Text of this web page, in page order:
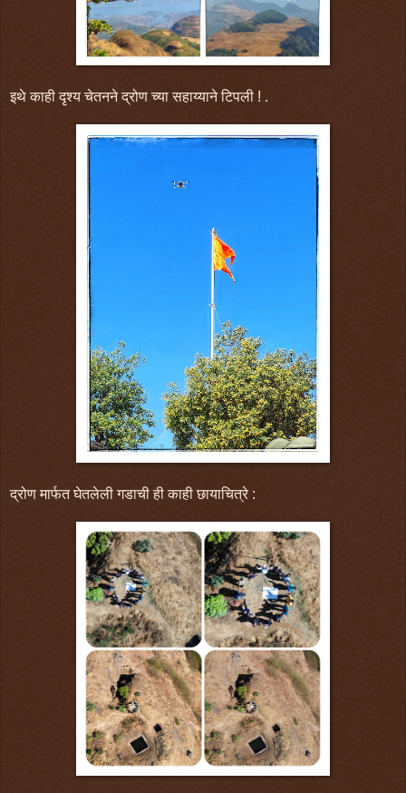
इथे काही दृश्य चेतनने द्रोण च्या सहाय्याने टिपली ! .
द्रोण मार्फत घेतलेली गडाची ही काही छायाचित्रे :